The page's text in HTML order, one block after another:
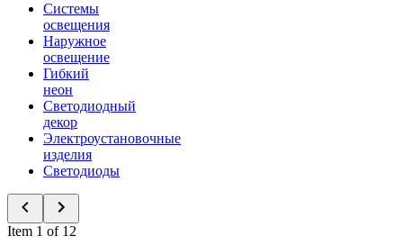
Системы
освещения
Наружное
освещение
Гибкий
неон
Светодиодный
декор
Электроустановочные
изделия
Светодиоды
Item 1 of 12